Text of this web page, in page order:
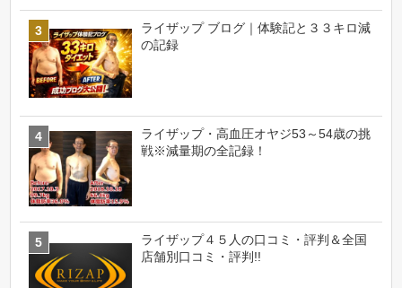
ライザップ ブログ｜体験記と３３キロ減
の記録
ライザップ・高血圧オヤジ53～54歳の挑
戦※減量期の全記録！
ライザップ４５人の口コミ・評判＆全国
店舗別口コミ・評判!!